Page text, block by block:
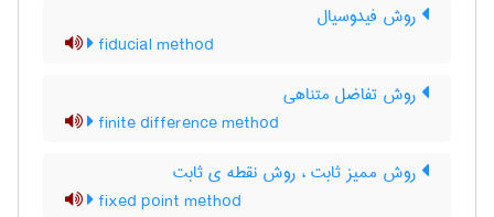
روش فیدوسیال
fiducial method
روش تفاضل متناهی
finite difference method
روش ممیز ثابت ، روش نقطه ی ثابت
fixed point method